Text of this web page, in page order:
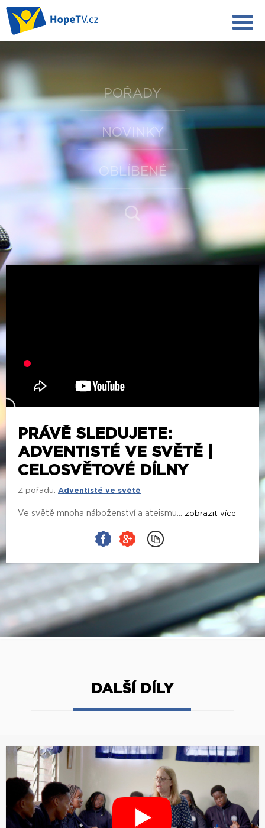
POŘADY
NOVINKY
OBLÍBENÉ
PRÁVĚ SLEDUJETE:
ADVENTISTÉ VE SVĚTĚ |
CELOSVĚTOVÉ DÍLNY
Z pořadu: Adventisté ve světě
Ve světě mnoha náboženství a ateismu... zobrazit více
DALŠÍ DÍLY